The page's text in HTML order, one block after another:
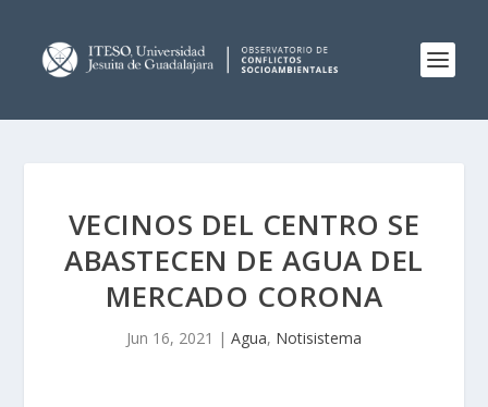
VECINOS DEL CENTRO SE
ABASTECEN DE AGUA DEL
MERCADO CORONA
Jun 16, 2021 | Agua, Notisistema